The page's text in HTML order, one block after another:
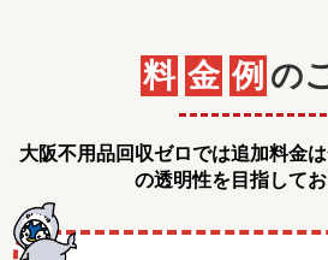
料 金 例 の
大阪不用品回収ゼロでは追加料金
の透明性を目指してお